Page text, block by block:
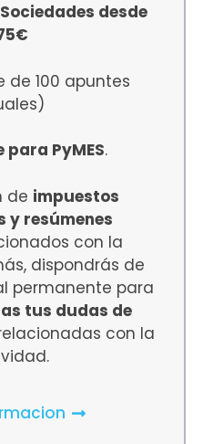
desde
de 100 apuntes
para PyMES.
de impuestos
y resúmenes
con la
dispondrás de
permanente para
tus dudas de
con la